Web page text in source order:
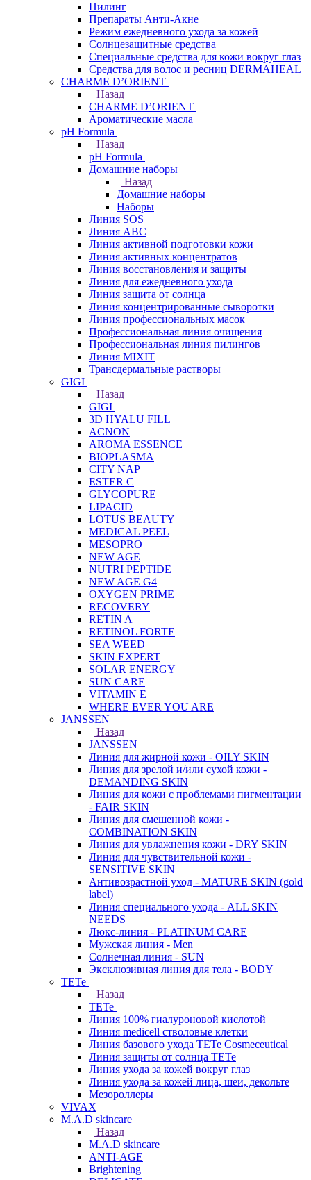
Пилинг
Препараты Анти-Акне
Режим ежедневного ухода за кожей
Солнцезащитные средства
Специальные средства для кожи вокруг глаз
Средства для волос и ресниц DERMAHEAL
CHARME D’ORIENT
Назад
CHARME D’ORIENT
Ароматические масла
pH Formula
Назад
pH Formula
Домашние наборы
Назад
Домашние наборы
Наборы
Линия SOS
Линия АВС
Линия активной подготовки кожи
Линия активных концентратов
Линия восстановления и защиты
Линия для ежедневного ухода
Линия защита от солнца
Линия концентрированные сыворотки
Линия профессиональных масок
Профессиональная линия очищения
Профессиональная линия пилингов
Линия MIXIT
Трансдермальные растворы
GIGI
Назад
GIGI
3D HYALU FILL
ACNON
AROMA ESSENCE
BIOPLASMA
CITY NAP
ESTER C
GLYCOPURE
LIPACID
LOTUS BEAUTY
MEDICAL PEEL
MESOPRO
NEW AGE
NUTRI PEPTIDE
NEW AGE G4
OXYGEN PRIME
RECOVERY
RETIN A
RETINOL FORTE
SEA WEED
SKIN EXPERT
SOLAR ENERGY
SUN CARE
VITAMIN E
WHERE EVER YOU ARE
JANSSEN
Назад
JANSSEN
Линия для жирной кожи - OILY SKIN
Линия для зрелой и/или сухой кожи -
DEMANDING SKIN
Линия для кожи с проблемами пигментации
- FAIR SKIN
Линия для смешенной кожи -
COMBINATION SKIN
Линия для увлажнения кожи - DRY SKIN
Линия для чувствительной кожи -
SENSITIVE SKIN
Антивозрастной уход - MATURE SKIN (gold
label)
Линия специального ухода - ALL SKIN
NEEDS
Люкс-линия - PLATINUM CARE
Мужская линия - Men
Солнечная линия - SUN
Эксклюзивная линия для тела - BODY
TETe
Назад
TETe
Линия 100% гиалуроновой кислотой
Линия medicell стволовые клетки
Линия базового ухода TETe Cosmeceutical
Линия защиты от солнца TETe
Линия ухода за кожей вокруг глаз
Линия ухода за кожей лица, шеи, декольте
Мезороллеры
VIVAX
M.A.D skincare
Назад
M.A.D skincare
ANTI-AGE
Brightening